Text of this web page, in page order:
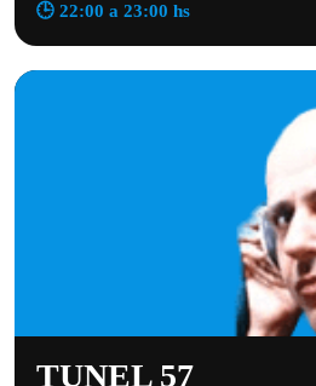
🕒 22:00 a 23:00 hs
TUNEL 57